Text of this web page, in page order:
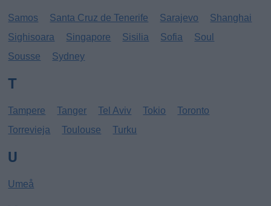
Samos Santa Cruz de Tenerife Sarajevo
Shanghai
Sighisoara
Singapore Sisilia Sofia
Soul
Sousse
Sydney
T
Tampere Tanger Tel Aviv Tokio
Toronto
Torrevieja
Toulouse Turku
U
Umeå